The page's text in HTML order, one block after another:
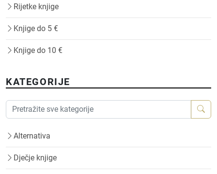
Rijetke knjige
Knjige do 5 €
Knjige do 10 €
KATEGORIJE
Alternativa
Dječje knjige